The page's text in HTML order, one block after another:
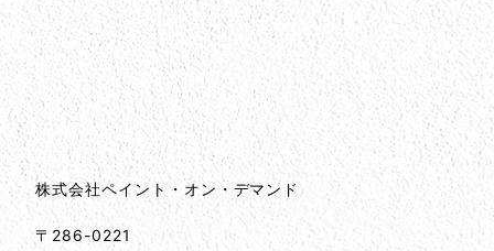
会社情報とサイトマップ
会社情報
株式会社ペイント・オン・デマンド
〒286-0221